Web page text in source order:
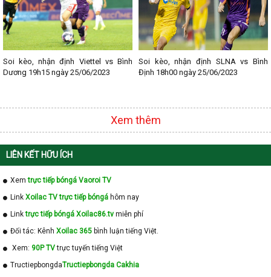
Soi kèo, nhận định Viettel vs Bình
Dương 19h15 ngày 25/06/2023
Soi kèo, nhận định SLNA vs Bình
Định 18h00 ngày 25/06/2023
Xem thêm
LIÊN KẾT HỮU ÍCH
Xemtrực tiếp bóngá Vaoroi TV
Link Xoilac TV trực tiếp bóngá hôm nay
Linktrực tiếp bóngá Xoilac86.tv miễn phí
Đối tác: Kênh Xoilac 365 bình luận tiếng Việt.
Xem: 90P TVtrực tuyến tiếng Việt
TructiepbongdaTructiepbongda Cakhia